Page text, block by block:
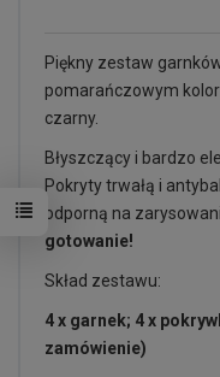
Piękny zestaw
pomarańczowym
czarny.
Błyszczący i bardzo
Pokryty trwałą i
odporną na
gotowanie!
Skład zestawu:
4 x garnek; 4 x
zamówienie)